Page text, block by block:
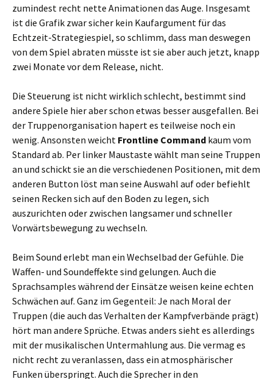
zumindest recht nette Animationen das Auge. Insgesamt
ist die Grafik zwar sicher kein Kaufargument für das
Echtzeit-Strategiespiel, so schlimm, dass man deswegen
von dem Spiel abraten müsste ist sie aber auch jetzt, knapp
zwei Monate vor dem Release, nicht.
Die Steuerung ist nicht wirklich schlecht, bestimmt sind
andere Spiele hier aber schon etwas besser ausgefallen. Bei
der Truppenorganisation hapert es teilweise noch ein
wenig. Ansonsten weicht Frontline Command kaum vom
Standard ab. Per linker Maustaste wählt man seine Truppen
an und schickt sie an die verschiedenen Positionen, mit dem
anderen Button löst man seine Auswahl auf oder befiehlt
seinen Recken sich auf den Boden zu legen, sich
auszurichten oder zwischen langsamer und schneller
Vorwärtsbewegung zu wechseln.
Beim Sound erlebt man ein Wechselbad der Gefühle. Die
Waffen- und Soundeffekte sind gelungen. Auch die
Sprachsamples während der Einsätze weisen keine echten
Schwächen auf. Ganz im Gegenteil: Je nach Moral der
Truppen (die auch das Verhalten der Kampfverbände prägt)
hört man andere Sprüche. Etwas anders sieht es allerdings
mit der musikalischen Untermahlung aus. Die vermag es
nicht recht zu veranlassen, dass ein atmosphärischer
Funken überspringt. Auch die Sprecher in den